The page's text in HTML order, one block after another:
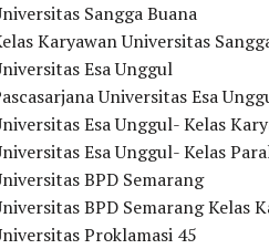
Sangga Buana
Karyawan Universitas
Esa Unggul
Universitas Esa
Esa Unggul- Kelas
Esa Unggul- Kelas
BPD Semarang
BPD Semarang Kelas
Proklamasi 45